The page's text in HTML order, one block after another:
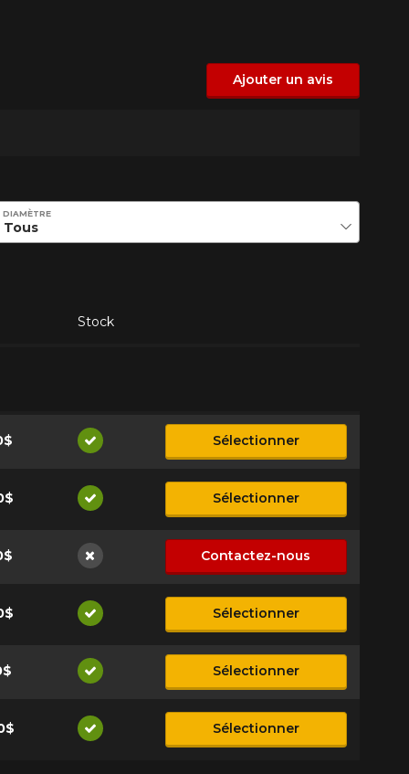
Ajouter un avis
DIAMÈTRE
Stock
Disponible
Sélectionner
Disponible
Sélectionner
Non disponible
Contactez-nous
Disponible
Sélectionner
Disponible
Sélectionner
Disponible
Sélectionner